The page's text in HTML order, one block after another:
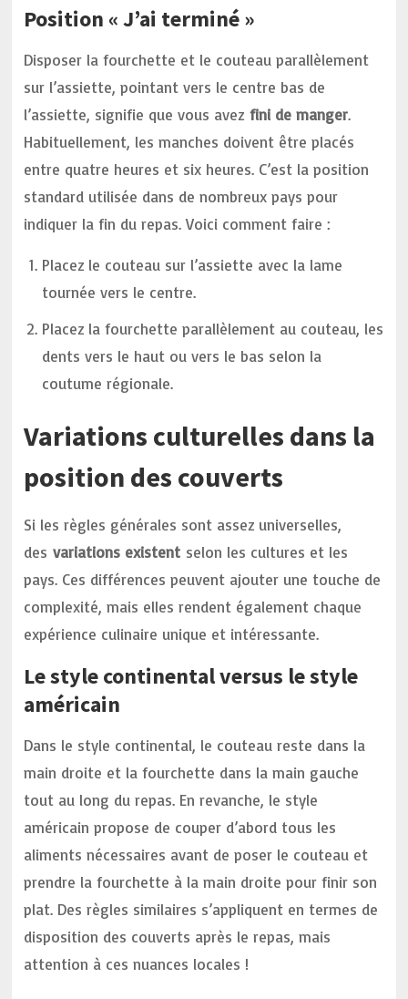
Position « J’ai terminé »
Disposer la fourchette et le couteau parallèlement
sur l’assiette, pointant vers le centre bas de
l’assiette, signifie que vous avezfini de manger.
Habituellement, les manches doivent être placés
entre quatre heures et six heures. C’est la position
standard utilisée dans de nombreux pays pour
indiquer la fin du repas. Voici comment faire :
Placez le couteau sur l’assiette avec la lame
tournée vers le centre.
Placez la fourchette parallèlement au couteau, les
dents vers le haut ou vers le bas selon la
coutume régionale.
Variations culturelles dans la
position des couverts
Si les règles générales sont assez universelles,
desvariations existent selon les cultures et les
pays. Ces différences peuvent ajouter une touche de
complexité, mais elles rendent également chaque
expérience culinaire unique et intéressante.
Le style continental versus le style
américain
Dans le style continental, le couteau reste dans la
main droite et la fourchette dans la main gauche
tout au long du repas. En revanche, le style
américain propose de couper d’abord tous les
aliments nécessaires avant de poser le couteau et
prendre la fourchette à la main droite pour finir son
plat. Des règles similaires s’appliquent en termes de
disposition des couverts après le repas, mais
attention à ces nuances locales !